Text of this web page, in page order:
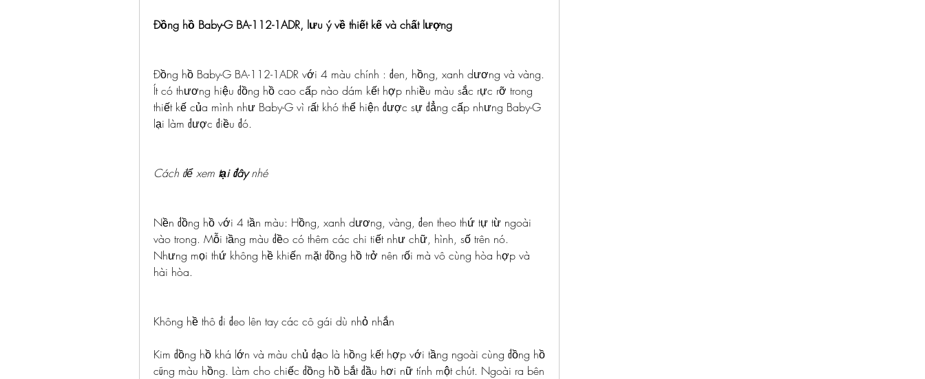
Đồng hồ Baby-G BA-112-1ADR, lưu ý về thiết kế và chất lượng
Đồng hồ Baby-G BA-112-1ADR với 4 màu chính : đen, hồng, xanh dương và vàng.
Ít có thương hiệu đồng hồ cao cấp nào dám kết hợp nhiều màu sắc rực rỡ trong
thiết kế của mình như Baby-G vì rất khó thể hiện được sự đẳng cấp nhưng Baby-G
lại làm được điều đó.
Cách để xem tại đây nhé
Nền đồng hồ với 4 tần màu: Hồng, xanh dương, vàng, đen theo thứ tự từ ngoài
vào trong. Mỗi tầng màu đềo có thêm các chi tiết như chữ, hình, số trên nó.
Nhưng mọi thứ không hề khiến mặt đồng hồ trở nên rối mà vô cùng hòa hợp và
hài hòa.
Không hề thô đi đeo lên tay các cô gái dù nhỏ nhắn
Kim đồng hồ khá lớn và màu chủ đạo là hồng kết hợp với tầng ngoài cùng đồng hồ
cũng màu hồng. Làm cho chiếc đồng hồ bắt đầu hơi nữ tính một chút. Ngoài ra bên